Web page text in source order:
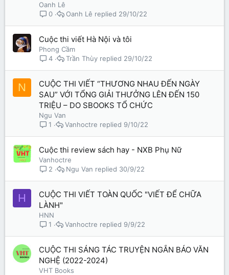
Oanh Lê
0
29/10/22
Oanh Lê
Cuộc thi viết Hà Nội và tôi
Phong Cầm
4
29/10/22
Trần Thùy
N
CUỘC THI VIẾT “THƯƠNG NHAU ĐẾN NGÀY
SAU” VỚI TỔNG GIẢI THƯỞNG LÊN ĐẾN 150
TRIỆU – DO SBOOKS TỔ CHỨC
Ngu Van
1
9/10/22
Vanhoctre
Cuộc thi review sách hay - NXB Phụ Nữ
Vanhoctre
2
30/9/22
Ngu Van
H
CUỘC THI VIẾT TOÀN QUỐC "VIẾT ĐỂ CHỮA
LÀNH"
HNN
1
9/9/22
Vanhoctre
CUỘC THI SÁNG TÁC TRUYỆN NGẮN BÁO VĂN
NGHỆ (2022-2024)
VHT Books